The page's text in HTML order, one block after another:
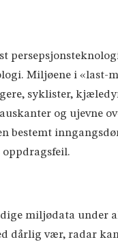
Miljøene i «last-
syklister,
og ujevne
bestemt
miljødata under
dårlig vær, radar